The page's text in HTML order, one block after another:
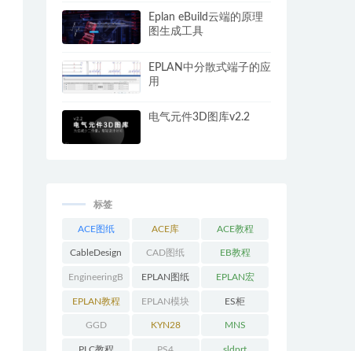
Eplan eBuild云端的原理
图生成工具
EPLAN中分散式端子的应
用
电气元件3D图库v2.2
标签
ACE图纸 ACE库 ACE教程
CableDesign CAD图纸 EB教程
EngineeringB
ase教程
EPLAN图纸 EPLAN宏
EPLAN教程 EPLAN模块 ES柜
GGD KYN28 MNS